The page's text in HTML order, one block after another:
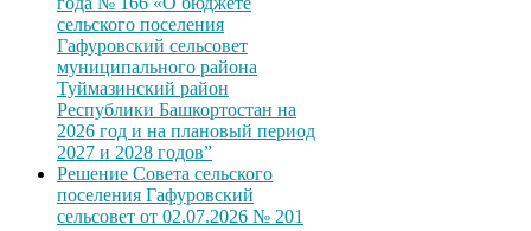
сельского поселения
Гафуровский сельсовет
муниципального района
Туймазинский район
Республики Башкортостан на
2026 год и на плановый период
2027 и 2028 годов”
Решение Совета сельского
поселения Гафуровский
сельсовет от 02.07.2026 № 201